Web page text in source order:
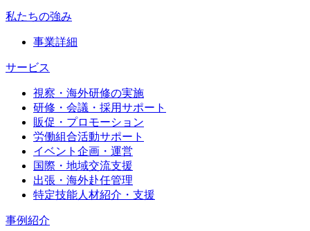
私たちの強み
事業詳細
サービス
視察・海外研修の実施
研修・会議・採用サポート
販促・プロモーション
労働組合活動サポート
イベント企画・運営
国際・地域交流支援
出張・海外赴任管理
特定技能人材紹介・支援
事例紹介